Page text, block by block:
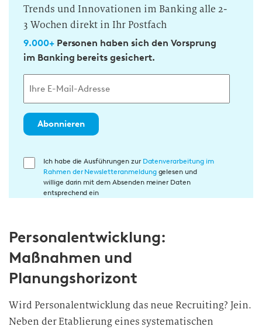
Trends und Innovationen im Banking alle 2-
3 Wochen direkt in Ihr Postfach
9.000+Personen haben sich den Vorsprung
im Banking bereits gesichert.
Abonnieren
E
l
i
g
n
g
Ich habe die Ausführungen zur Datenverarbeitung im
Rahmen der Newsletteranmeldunggelesen und
willige darin mit dem Absenden meiner Daten
entsprechend ein
Personalentwicklung:
Maßnahmen und
Planungshorizont
Wird Personalentwicklung das neue Recruiting? Jein.
Neben der Etablierung eines systematischen